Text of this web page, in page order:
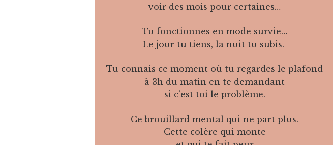
voir des mois pour certaines…
Tu fonctionnes en mode survie…
Le jour tu tiens, la nuit tu subis.
Tu connais ce moment où tu regardes le plafond
à 3h du matin en te demandant
si c’est toi le problème.
Ce brouillard mental qui ne part plus.
Cette colère qui monte